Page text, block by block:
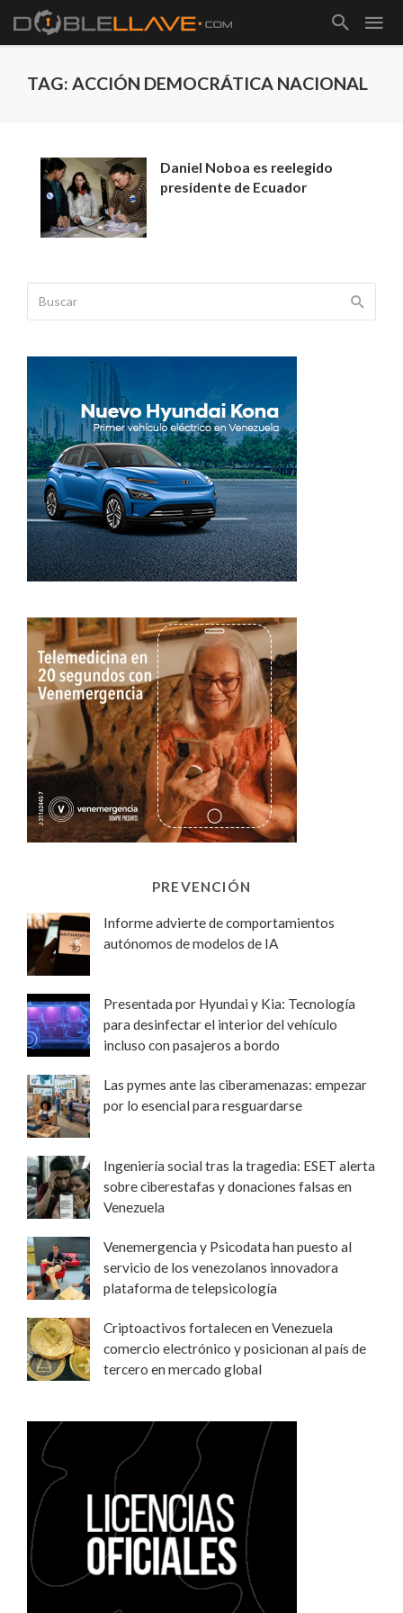
TAG: ACCIÓN DEMOCRÁTICA NACIONAL
Daniel Noboa es reelegido
presidente de Ecuador
PREVENCIÓN
Informe advierte de comportamientos
autónomos de modelos de IA
Presentada por Hyundai y Kia: Tecnología
para desinfectar el interior del vehículo
incluso con pasajeros a bordo
Las pymes ante las ciberamenazas: empezar
por lo esencial para resguardarse
Ingeniería social tras la tragedia: ESET alerta
sobre ciberestafas y donaciones falsas en
Venezuela
Venemergencia y Psicodata han puesto al
servicio de los venezolanos innovadora
plataforma de telepsicología
Criptoactivos fortalecen en Venezuela
comercio electrónico y posicionan al país de
tercero en mercado global